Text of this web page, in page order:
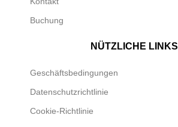
Buchung
NÜTZLICHE LINKS
Geschäftsbedingungen
Datenschutzrichtlinie
Cookie-Richtlinie